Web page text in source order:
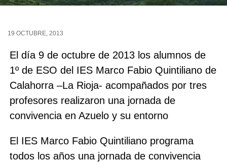
19 OCTUBRE, 2013
El día 9 de octubre de 2013 los alumnos de
1º de ESO del IES Marco Fabio Quintiliano de
Calahorra –La Rioja- acompañados por tres
profesores realizaron una jornada de
convivencia en Azuelo y su entorno
El IES Marco Fabio Quintiliano programa
todos los años una jornada de convivencia